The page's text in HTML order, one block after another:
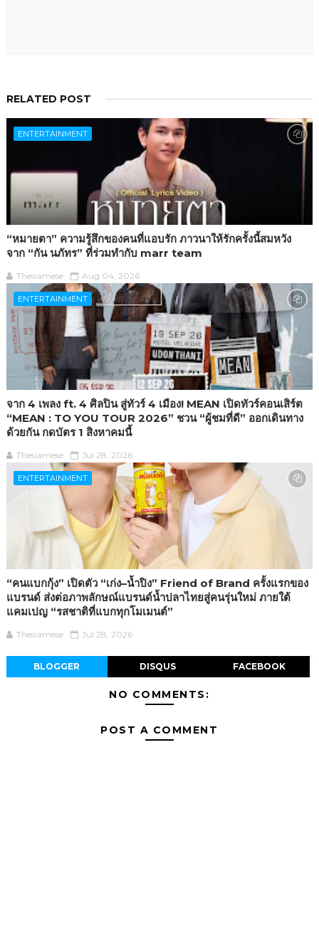
RELATED POST
ENTERTAINMENT
“หมายตา” ความรู้สึกของคนที่แอบรัก ภาวนาให้รักครั้งนี้สมหวัง
จาก “กัน นภัทร” ที่ร่วมทำกับ marr team
Thesiamese Aug 04, 2026
ENTERTAINMENT
จาก 4 เพลง ft. 4 ศิลปิน สู่ทัวร์ 4 เมือง! MEAN เปิดทัวร์คอนเสิร์ต
“MEAN : TO YOU TOUR 2026” ชวน “ผู้ชมที่ดี” ออกเดินทาง
ด้วยกัน กดบัตร 1 สิงหาคมนี้
Thesiamese Jul 28, 2026
ENTERTAINMENT
“คนแบกกุ้ง” เปิดตัว “เก่ง–น้ำปิง” Friend of Brand ครั้งแรกของ
แบรนด์ ส่งต่อภาพลักษณ์แบรนด์น้ำปลาไทยสู่คนรุ่นใหม่ ภายใต้
แคมเปญ “รสชาติที่แบกทุกโมเมนต์”
Thesiamese Jul 28, 2026
BLOGGER DISQUS FACEBOOK
NO COMMENTS:
POST A COMMENT